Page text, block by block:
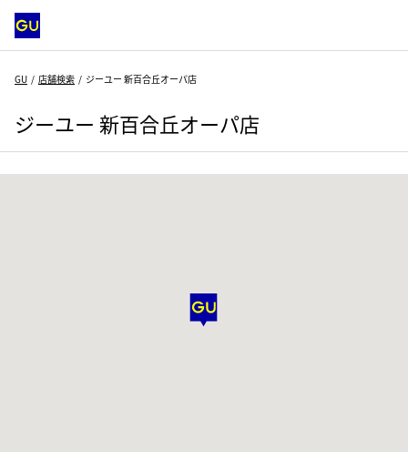
GU 店舗検索 ジーユー 新百合丘オーパ店
ジーユー 新百合丘オーパ店